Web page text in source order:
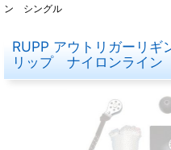
ン シングル
RUPP アウトリガーリ
リップ ナイロンライ